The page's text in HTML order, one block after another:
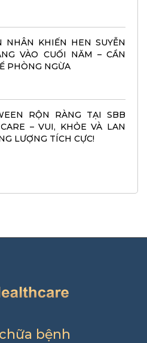
NHÂN KHIẾN HEN SUYỄN
VÀO CUỐI NĂM – CẦN
PHÒNG NGỪA
RỘN RÀNG TẠI SBB
– VUI, KHỎE VÀ LAN
LƯỢNG TÍCH CỰC!
bệnh